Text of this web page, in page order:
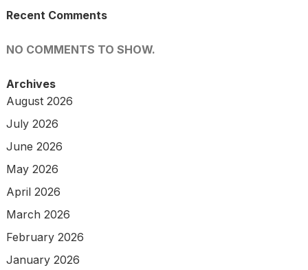
Recent Comments
NO COMMENTS TO SHOW.
Archives
August 2026
July 2026
June 2026
May 2026
April 2026
March 2026
February 2026
January 2026